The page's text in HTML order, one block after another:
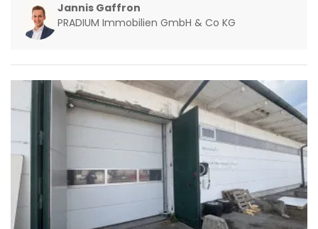
Jannis Gaffron
PRADIUM Immobilien GmbH & Co KG